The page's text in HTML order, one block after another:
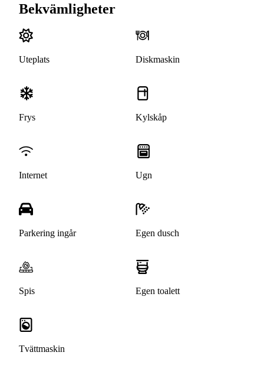
Bekvämligheter
Uteplats Diskmaskin
Frys Kylskåp
Internet Ugn
Parkering ingår Egen dusch
Spis Egen toalett
Tvättmaskin